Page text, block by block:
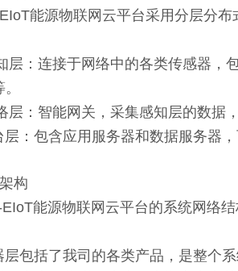
能源物联网云平台采用分层分布
连接于网络中的各类传感器，包
智能网关，采集感知层的数据，
包含应用服务器和数据服务器，
构
能源物联网云平台的系统网络结
括了我司的各类产品，是整个系